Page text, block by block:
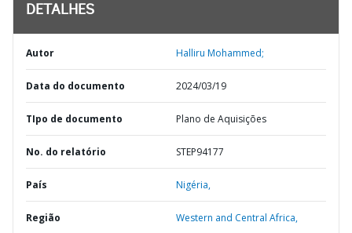
DETALHES
Autor Halliru Mohammed;
Data do documento 2024/03/19
TIpo de documento Plano de Aquisições
No. do relatório STEP94177
País Nigéria,
Região Western and Central Africa,